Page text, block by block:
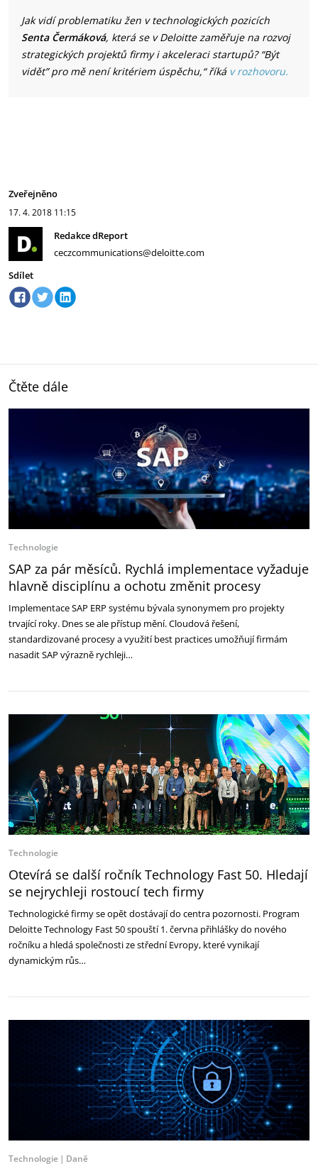
Jak vidí problematiku žen v technologických pozicích
Senta Čermáková, která se v Deloitte zaměřuje na rozvoj
strategických projektů firmy i akceleraci startupů? “Být
vidět” pro mě není kritériem úspěchu,“ říká v rozhovoru.
Zveřejněno
17. 4. 2018 11:15
Redakce dReport
ceczcommunications@deloitte.com
Sdílet
Čtěte dále
Technologie
SAP za pár měsíců. Rychlá implementace vyžaduje
hlavně disciplínu a ochotu změnit procesy
Implementace SAP ERP systému bývala synonymem pro projekty
trvající roky. Dnes se ale přístup mění. Cloudová řešení,
standardizované procesy a využití best practices umožňují firmám
nasadit SAP výrazně rychleji…
Technologie
Otevírá se další ročník Technology Fast 50. Hledají
se nejrychleji rostoucí tech firmy
Technologické firmy se opět dostávají do centra pozornosti. Program
Deloitte Technology Fast 50 spouští 1. června přihlášky do nového
ročníku a hledá společnosti ze střední Evropy, které vynikají
dynamickým růs…
Technologie Daně